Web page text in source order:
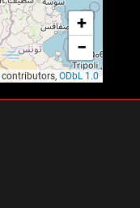
+
−
contributors,ODbL 1.0